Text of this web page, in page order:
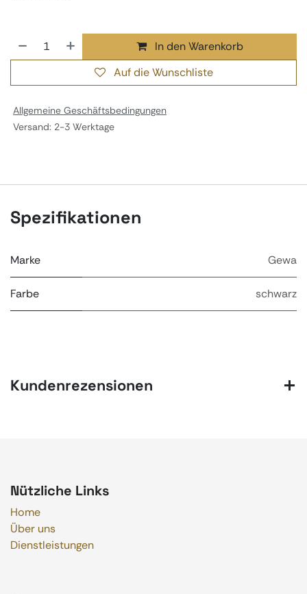
In den Warenkorb
Auf die Wunschliste
Allgemeine Geschäftsbedingungen
Versand: 2-3 Werktage
Spezifikationen
Marke Gewa
Farbe schwarz
Kundenrezensionen
Nützliche Links
Home
Über uns
Dienstleistungen